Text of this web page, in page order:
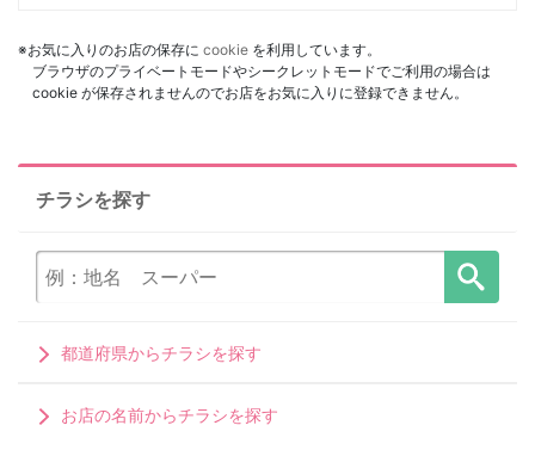
※お気に入りのお店の保存に cookie を利用しています。
ブラウザのプライベートモードやシークレットモードでご利用の場合は
cookie が保存されませんのでお店をお気に入りに登録できません。
チラシを探す
都道府県からチラシを探す
お店の名前からチラシを探す